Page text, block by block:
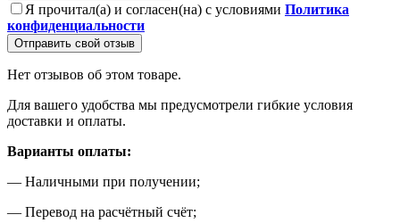
Я прочитал(а) и согласен(на) с условиями Политика
конфиденциальности
Отправить свой отзыв
Нет отзывов об этом товаре.
Для вашего удобства мы предусмотрели гибкие условия
доставки и оплаты.
Варианты оплаты:
— Наличными при получении;
— Перевод на расчётный счёт;